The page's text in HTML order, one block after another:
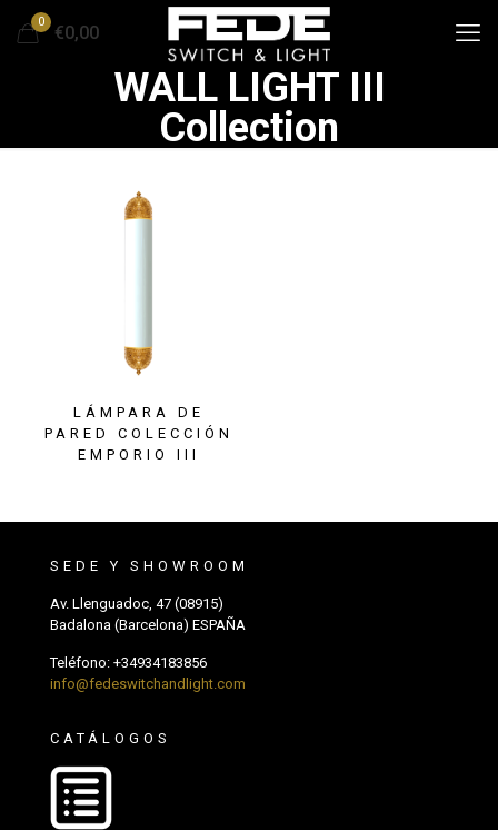
0
€0,00
WALL LIGHT III
Collection
LÁMPARA DE
PARED COLECCIÓN
EMPORIO III
SEDE Y SHOWROOM
Av. Llenguadoc, 47 (08915)
Badalona (Barcelona) ESPAÑA
Teléfono: +34934183856
info@fedeswitchandlight.com
CATÁLOGOS